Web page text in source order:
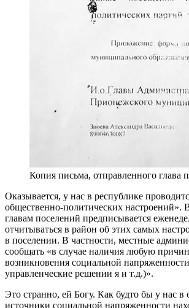
Копия письма, отправленного
Оказывается, у нас в республике
общественно-политических настроений».
главам поселений предписывается
отчитываться в район об этих самых
в поселении. В частности, местные
сообщать «в случае наличия любую
возникновения социальной
управленческие решении я и т.д.)».
Это странно, ей Богу. Как будто бы у нас в
источники социальной напряженности